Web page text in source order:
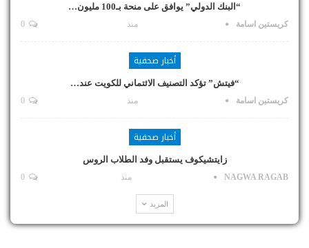
“البنك الدولي” يوافق على منحة بـ100 مليون…
كريستين اسامة منذ
أخبار صحفية
“فيتش” تؤكد التصنيف الائتماني للكويت عند…
كريستين اسامة منذ
أخبار صحفية
زايتشيكوف يستقبل وفد الطلاب الروس
NAGWA RAGAB منذ
المزيد